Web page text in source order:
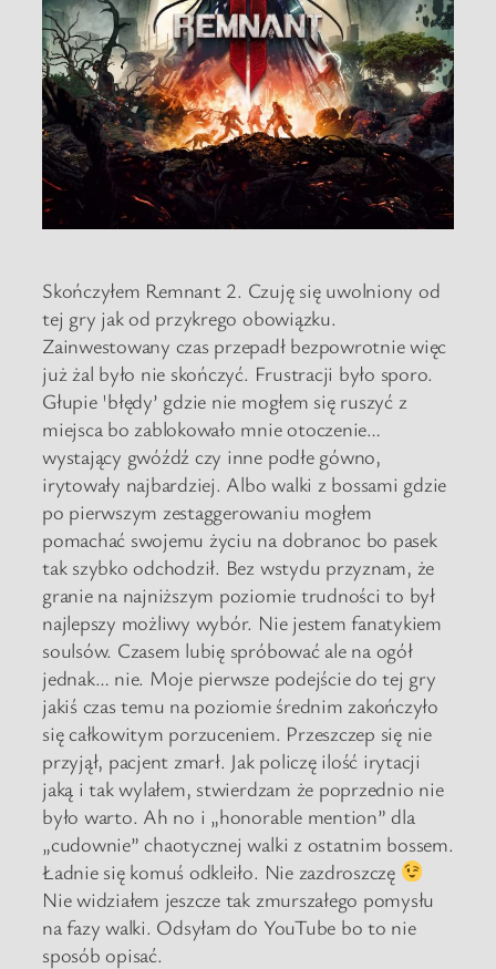
Skończyłem Remnant 2. Czuję się uwolniony od
tej gry jak od przykrego obowiązku.
Zainwestowany czas przepadł bezpowrotnie więc
już żal było nie skończyć. Frustracji było sporo.
Głupie 'błędy’ gdzie nie mogłem się ruszyć z
miejsca bo zablokowało mnie otoczenie…
wystający gwóźdź czy inne podłe gówno,
irytowały najbardziej. Albo walki z bossami gdzie
po pierwszym zestaggerowaniu mogłem
pomachać swojemu życiu na dobranoc bo pasek
tak szybko odchodził. Bez wstydu przyznam, że
granie na najniższym poziomie trudności to był
najlepszy możliwy wybór. Nie jestem fanatykiem
soulsów. Czasem lubię spróbować ale na ogół
jednak… nie. Moje pierwsze podejście do tej gry
jakiś czas temu na poziomie średnim zakończyło
się całkowitym porzuceniem. Przeszczep się nie
przyjął, pacjent zmarł. Jak policzę ilość irytacji
jaką i tak wylałem, stwierdzam że poprzednio nie
było warto. Ah no i „honorable mention” dla
„cudownie” chaotycznej walki z ostatnim bossem.
Ładnie się komuś odkleiło. Nie zazdroszczę
Nie widziałem jeszcze tak zmurszałego pomysłu
na fazy walki. Odsyłam do YouTube bo to nie
sposób opisać.